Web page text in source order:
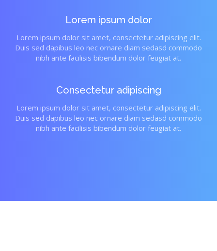
Lorem ipsum dolor
Lorem ipsum dolor sit amet, consectetur adipiscing elit.
Duis sed dapibus leo nec ornare diam sedasd commodo
nibh ante facilisis bibendum dolor feugiat at.
Consectetur adipiscing
Lorem ipsum dolor sit amet, consectetur adipiscing elit.
Duis sed dapibus leo nec ornare diam sedasd commodo
nibh ante facilisis bibendum dolor feugiat at.